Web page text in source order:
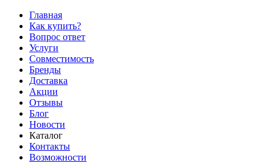
Главная
Как купить?
Вопрос ответ
Услуги
Совместимость
Бренды
Доставка
Акции
Отзывы
Блог
Новости
Каталог
Контакты
Возможности